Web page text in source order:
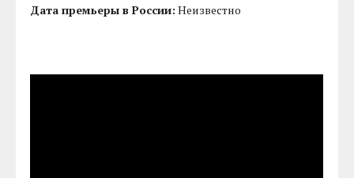
Дата премьеры в России: Неизвестно